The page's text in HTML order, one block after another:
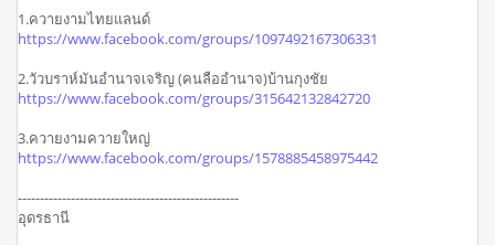
1.ควายงามไทยแลนด์
https://www.facebook.com/groups/1097492167306331
2.วัวบราห์มันอำนาจเจริญ (คนลืออำนาจ)บ้านกุงชัย
https://www.facebook.com/groups/315642132842720
3.ควายงามควายใหญ่
https://www.facebook.com/groups/1578885458975442
--------------------------------------------------
อุดรธานี